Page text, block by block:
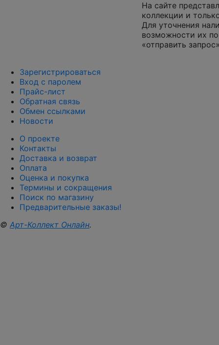
На сайте
коллекции и
Для уточнения
возможности их
«отправить
Зарегистрироваться
Вход с паролем
Прайс-лист
Обратная связь
Обмен ссылками
Новости
О проекте
Контакты
Доставка и возврат
Оплата
Оценка и покупка
Термины и сокращения
Поиск по магазину
Предварительные заказы!
© Арт-Коллект Онлайн.